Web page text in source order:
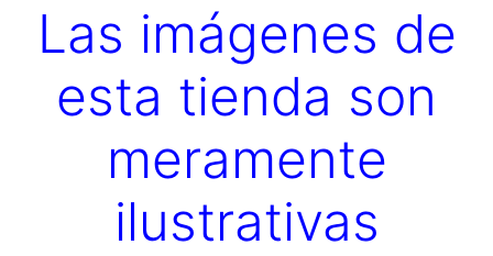
Las imágenes de
esta tienda son
meramente
ilustrativas